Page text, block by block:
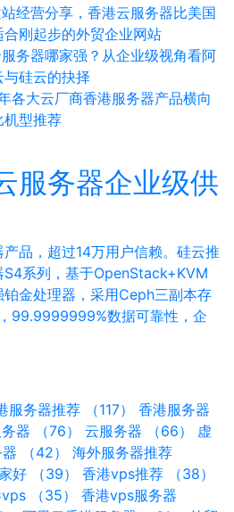
经营分享，香港云服务器比美国
刚起步的外贸企业网站
务器哪家强？从企业级视角看阿
硅云的抉择
各大云厂商香港服务器产品横向
机型推荐
服务器企业级供
品，超过14万用户信赖。硅云推
S4系列，基于OpenStack+KVM
金处理器，采用Ceph三副本存
99.9999999%数据可靠性，企
服务器推荐 （117）
香港服务器
器 （76） 云服务器 （66）
虚
（42）
海外服务器推荐
好 （39）
香港vps推荐 （38）
（35）
香港vps服务器